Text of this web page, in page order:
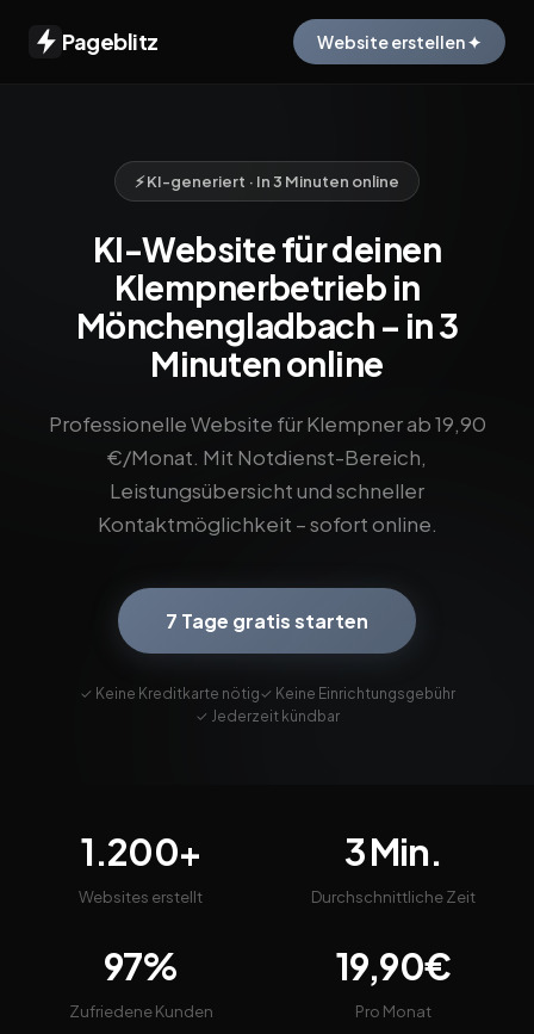
Pageblitz Website erstellen ✦
⚡ KI-generiert · In 3 Minuten online
KI-Website für deinen
Klempnerbetrieb in
Mönchengladbach – in 3
Minuten online
Professionelle Website für Klempner ab 19,90
€/Monat. Mit Notdienst-Bereich,
Leistungsübersicht und schneller
Kontaktmöglichkeit – sofort online.
7 Tage gratis starten
✓ Keine Kreditkarte nötig✓ Keine Einrichtungsgebühr
✓ Jederzeit kündbar
1.200+
Websites erstellt
3 Min.
Durchschnittliche Zeit
97%
Zufriedene Kunden
19,90€
Pro Monat